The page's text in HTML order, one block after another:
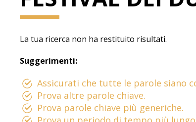
La tua ricerca non ha restituito risultati.
Suggerimenti:
Assicurati che tutte le parole siano
Prova altre parole chiave.
Prova parole chiave più generiche.